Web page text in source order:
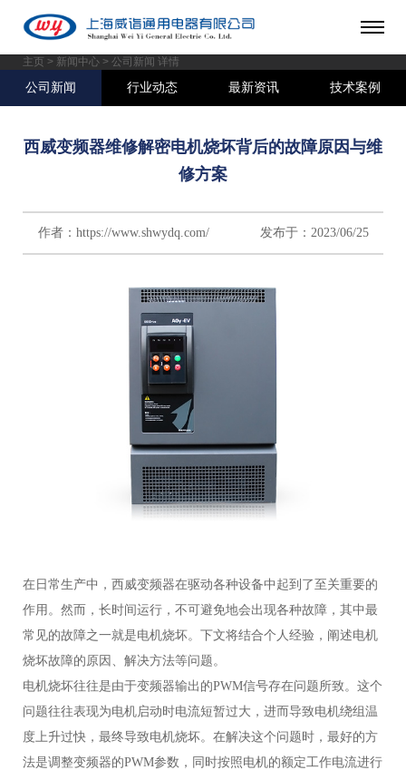
主页 > 新闻中心 > 公司新闻 详情
公司新闻 行业动态 最新资讯 技术案例
西威变频器维修解密电机烧坏背后的故障原因与维
修方案
作者：https://www.shwydq.com/ 发布于：2023/06/25
在日常生产中，西威变频器在驱动各种设备中起到了至关重要的
作用。然而，长时间运行，不可避免地会出现各种故障，其中最
常见的故障之一就是电机烧坏。下文将结合个人经验，阐述电机
烧坏故障的原因、解决方法等问题。
电机烧坏往往是由于变频器输出的PWM信号存在问题所致。这个
问题往往表现为电机启动时电流短暂过大，进而导致电机绕组温
度上升过快，最终导致电机烧坏。在解决这个问题时，最好的方
法是调整变频器的PWM参数，同时按照电机的额定工作电流进行